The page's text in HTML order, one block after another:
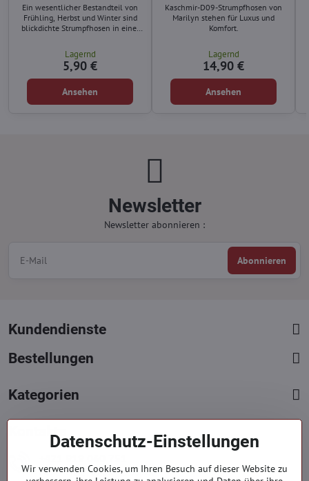
Ein wesentlicher Bestandteil von
Frühling, Herbst und Winter sind
blickdichte Strumpfhosen in einer
hervorragend kombinieren lassen.
Lagernd
5,90 €
Ansehen
Kaschmir-D09-Strumpfhosen von
Marilyn stehen für Luxus und
Komfort.
Lagernd
14,90 €
Ansehen
Newsletter
Newsletter abonnieren :
Abonnieren
Kundendienste
Bestellungen
Kategorien
Kontakte
Mont. - Freit. : 09:00 - 15:00 hod.
Datenschutz-Einstellungen
Wir verwenden Cookies, um Ihren Besuch auf dieser Website zu